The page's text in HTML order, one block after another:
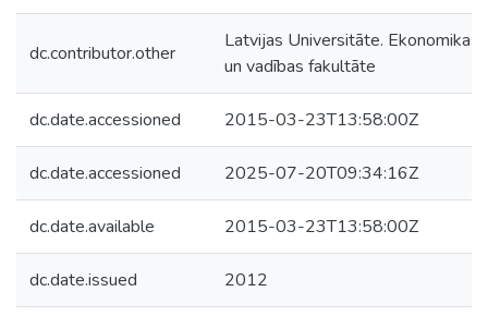
dc.contributor.other
Latvijas Universitāte. Ekonomikas
un vadības fakultāte
dc.date.accessioned 2015-03-23T13:58:00Z
dc.date.accessioned 2025-07-20T09:34:16Z
dc.date.available 2015-03-23T13:58:00Z
dc.date.issued 2012